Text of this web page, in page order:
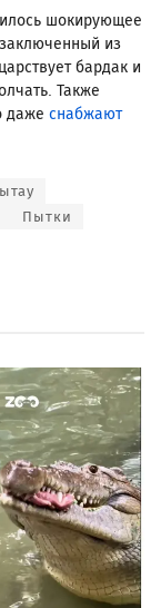
шокирующее
из
бардак и
Также
даже снабжают
Пытки